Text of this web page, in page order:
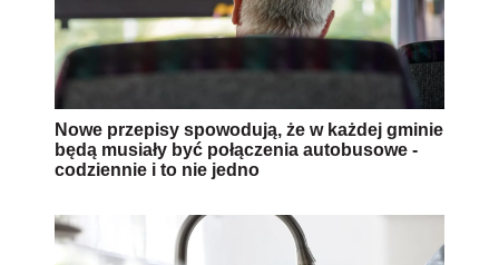
Nowe przepisy spowodują, że w każdej gminie
będą musiały być połączenia autobusowe -
codziennie i to nie jedno